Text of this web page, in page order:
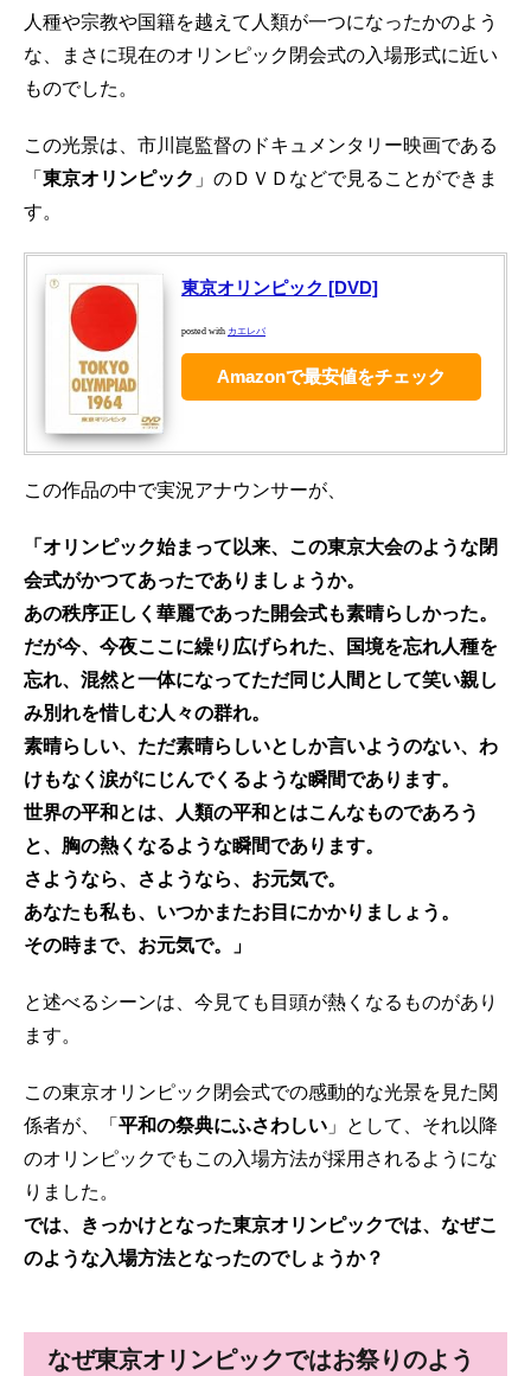
人種や宗教や国籍を越えて人類が一つになったかのよう
な、まさに現在のオリンピック閉会式の入場形式に近い
ものでした。
この光景は、市川崑監督のドキュメンタリー映画である
「 東京オリンピック 」のＤＶＤなどで見ることができま
す。
東京オリンピック [DVD]
posted with カエレバ
Amazonで最安値をチェック
この作品の中で実況アナウンサーが、
「オリンピック始まって以来、この東京大会のような閉
会式がかつてあったでありましょうか。
あの秩序正しく華麗であった開会式も素晴らしかった。
だが今、今夜ここに繰り広げられた、国境を忘れ人種を
忘れ、混然と一体になってただ同じ人間として笑い親し
み別れを惜しむ人々の群れ。
素晴らしい、ただ素晴らしいとしか言いようのない、わ
けもなく涙がにじんでくるような瞬間であります。
世界の平和とは、人類の平和とはこんなものであろう
と、胸の熱くなるような瞬間であります。
さようなら、さようなら、お元気で。
あなたも私も、いつかまたお目にかかりましょう。
その時まで、お元気で。」
と述べるシーンは、今見ても目頭が熱くなるものがあり
ます。
この東京オリンピック閉会式での感動的な光景を見た関
係者が、「 平和の祭典にふさわしい 」として、それ以降
のオリンピックでもこの入場方法が採用されるようにな
りました。
では、きっかけとなった東京オリンピックでは、なぜこ
のような入場方法となったのでしょうか？
なぜ東京オリンピックではお祭りのよう